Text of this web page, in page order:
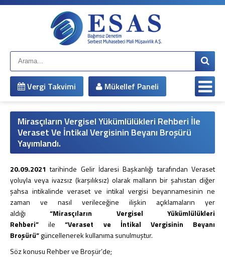
Hakkımızda
Çalışma Arkadaşlarımız
Misyonumuz
Vizyonumuz
Şirket Bilgileri
Hizmetlerimiz
Mali Müşavirlik Hizmetleri
Muhasebe Sistemi Revizyonu
Vergi Davaları ve İnceleme Danışmanlığı
Vergi Planlaması
İş ve Sosyal Güvenlik
Sirküler
2026 - Sirküler
2025 - Sirküler
Vergi Takvimi Mükellef Paneli
Mirasçıların Vergisel Yükümlülükleri Rehberi İle
Veraset Ve İntikal Vergisinin Beyanı Broşürü
Yayımlandı.
20.09.2021 tarihinde Gelir İdaresi Başkanlığı tarafından Veraset
yoluyla veya ivazsız (karşılıksız) olarak malların bir şahıstan diğer
şahsa intikalinde veraset ve intikal vergisi beyannamesinin ne
zaman ve nasıl verileceğine ilişkin açıklamaların yer
aldığı“Mirasçıların Vergisel Yükümlülükleri
Rehberi”ile “Veraset ve İntikal Vergisinin Beyanı
Broşürü”güncellenerek kullanıma sunulmuştur.
Söz konusu Rehber ve Broşür’de;